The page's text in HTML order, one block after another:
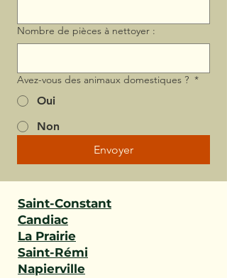
Nombre de pièces à nettoyer :
Avez-vous des animaux domestiques ? *
Oui
Non
Envoyer
Saint-Constant
Candiac
La Prairie
Saint-Rémi
Napierville